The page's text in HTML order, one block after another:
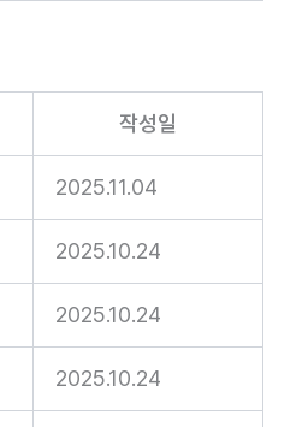
작성일
2025.11.04
2025.10.24
2025.10.24
2025.10.24